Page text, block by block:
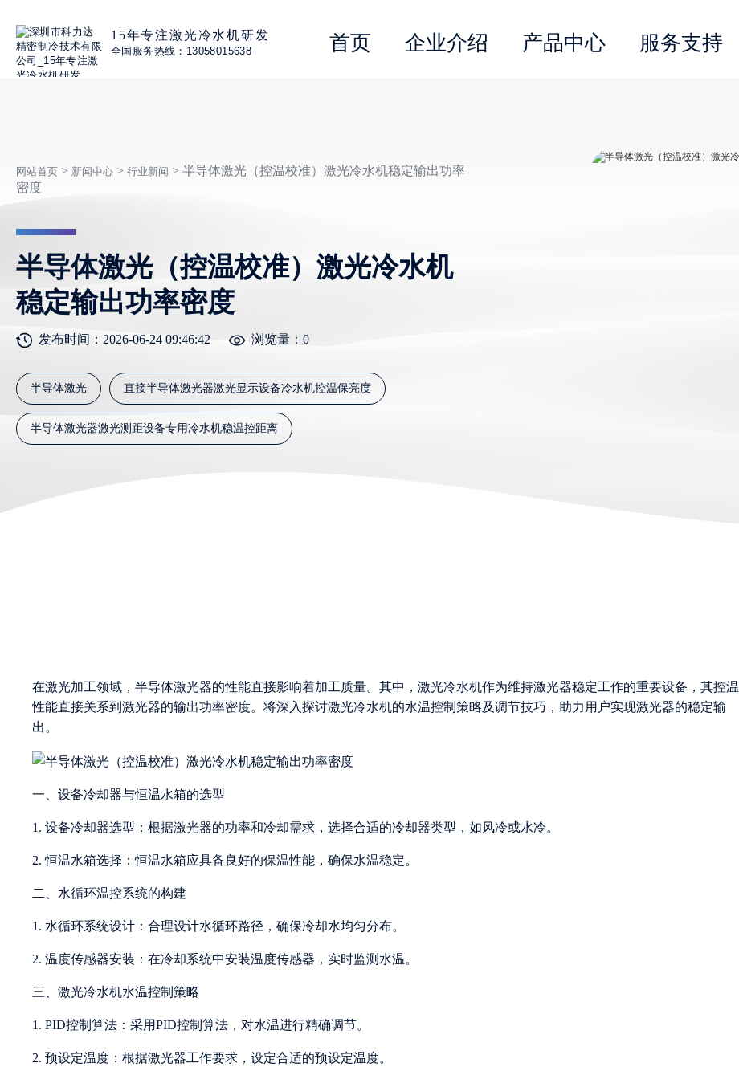
15年专注激光冷水机研发
全国服务热线：13058015638 首页 企业介绍 产品中心 服务支持
网站首页 > 新闻中心 > 行业新闻 > 半导体激光（控温校准）激光冷水机稳定输出功率
密度
半导体激光（控温校准）激光冷水机
稳定输出功率密度
发布时间：2026-06-24 09:46:42 浏览量： 0
半导体激光 直接半导体激光器激光显示设备冷水机控温保亮度
半导体激光器激光测距设备专用冷水机稳温控距离
在激光加工领域，半导体激光器的性能直接影响着加工质量。其中，激光冷水机作为维持激光器稳定工作的重要设备，其控温
性能直接关系到激光器的输出功率密度。将深入探讨激光冷水机的水温控制策略及调节技巧，助力用户实现激光器的稳定输
出。
一、设备冷却器与恒温水箱的选型
1. 设备冷却器选型：根据激光器的功率和冷却需求，选择合适的冷却器类型，如风冷或水冷。
2. 恒温水箱选择：恒温水箱应具备良好的保温性能，确保水温稳定。
二、水循环温控系统的构建
1. 水循环系统设计：合理设计水循环路径，确保冷却水均匀分布。
2. 温度传感器安装：在冷却系统中安装温度传感器，实时监测水温。
三、激光冷水机水温控制策略
1. PID控制算法：采用PID控制算法，对水温进行精确调节。
2. 预设定温度：根据激光器工作要求，设定合适的预设定温度。